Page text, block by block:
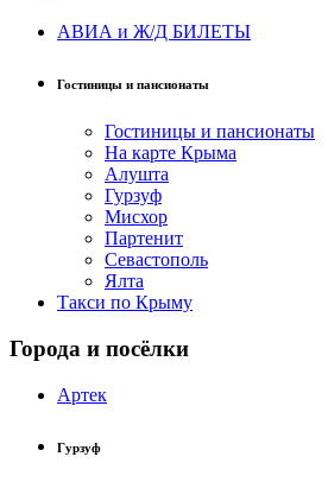
АВИА и Ж/Д БИЛЕТЫ
Гостиницы и пансионаты
Гостиницы и пансионаты
На карте Крыма
Алушта
Гурзуф
Мисхор
Партенит
Севастополь
Ялта
Такси по Крыму
Города и посёлки
Артек
Гурзуф